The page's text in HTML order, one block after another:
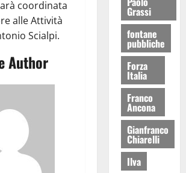
coordinata
alle Attività
Scialpi.
Author
Grassi
fontane
pubbliche
Forza
Italia
Franco
Ancona
Gianfranco
Chiarelli
Ilva